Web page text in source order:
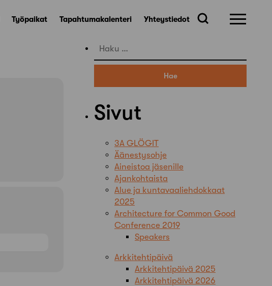
Työpaikat Tapahtumakalenteri Yhteystiedot
Haku:
Sivut
3A GLÖGIT
Äänestysohje
Aineistoa jäsenille
Ajankohtaista
Alue ja kuntavaaliehdokkaat
2025
Architecture for Common Good
Conference 2019
Speakers
Arkkitehtipäivä
Arkkitehtipäivä 2025
Arkkitehtipäivä 2026